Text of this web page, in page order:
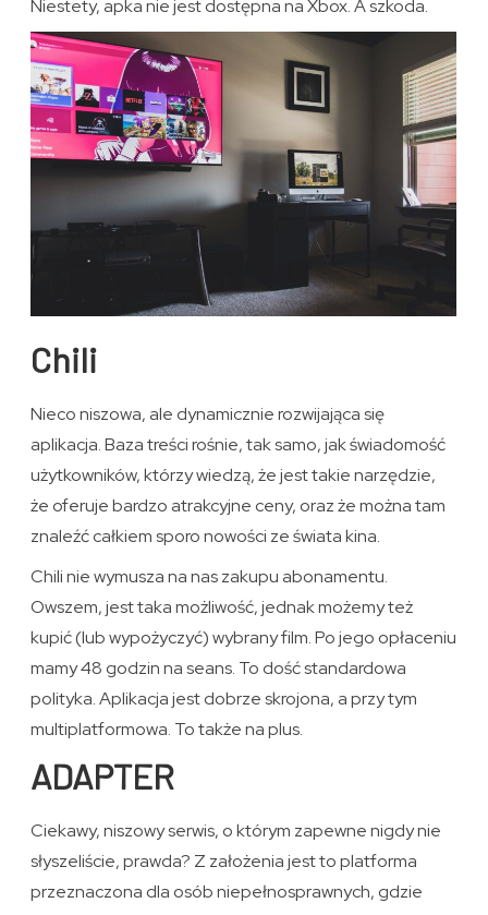
Niestety, apka nie jest dostępna na Xbox. A szkoda.
Chili
Nieco niszowa, ale dynamicznie rozwijająca się
aplikacja. Baza treści rośnie, tak samo, jak świadomość
użytkowników, którzy wiedzą, że jest takie narzędzie,
że oferuje bardzo atrakcyjne ceny, oraz że można tam
znaleźć całkiem sporo nowości ze świata kina.
Chili nie wymusza na nas zakupu abonamentu.
Owszem, jest taka możliwość, jednak możemy też
kupić (lub wypożyczyć) wybrany film. Po jego opłaceniu
mamy 48 godzin na seans. To dość standardowa
polityka. Aplikacja jest dobrze skrojona, a przy tym
multiplatformowa. To także na plus.
ADAPTER
Ciekawy, niszowy serwis, o którym zapewne nigdy nie
słyszeliście, prawda? Z założenia jest to platforma
przeznaczona dla osób niepełnosprawnych, gdzie